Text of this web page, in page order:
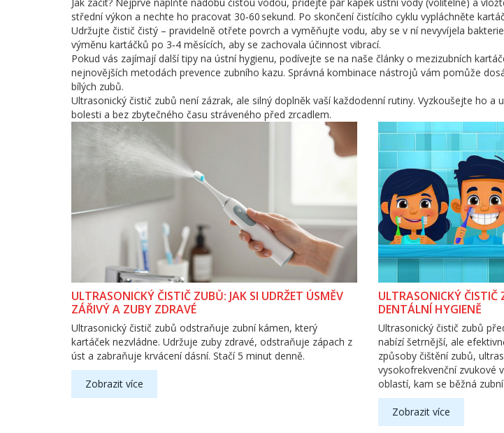
střední výkon a nechte ho pracovat 30‑60 sekund. Po skončení čistícího cyklu vypláchněte
Udržujte čistič čistý – pravidelně otřete povrch a vyměňujte vodu, aby se v ní nevyvíjela
výměnu kartáčků po 3‑4 měsících, aby se zachovala účinnost vibrací.
Pokud vás zajímají další tipy na ústní hygienu, podívejte se na naše články o mezizubních
nejnovějších metodách prevence zubního kazu. Správná kombinace nástrojů vám pomůže
bílých zubů.
Ultrasonický čistič zubů není zázrak, ale silný doplněk vaší každodenní rutiny. Vyzkoušejte ho
bolesti a bez zbytečného času stráveného před zrcadlem.
ULTRASONICKÝ ČISTIČ ZUBŮ: JAK SI UDRŽET ÚSMĚV
ZÁŘIVÝ A ZUBY ZDRAVÉ
Ultrasonický čistič zubů odstraňuje zubní kámen, který
kartáček nezvládne. Udržuje zuby zdravé, odstraňuje zápach z
úst a zabraňuje krvácení dásní. Stačí 5 minut denně.
Zobrazit více
ULTRASONICKÝ ČISTIČ
DENTÁLNÍ HYGIENĚ
Ultrasonický čistič zubů
nabízí šetrnější, ale
způsoby čištění zubů,
vysokofrekvenční zvukové
oblastí, kam se běžná
provede tím, jak fungují
hygienu lepší a jak si
pro vaše potřeby.
Zobrazit více